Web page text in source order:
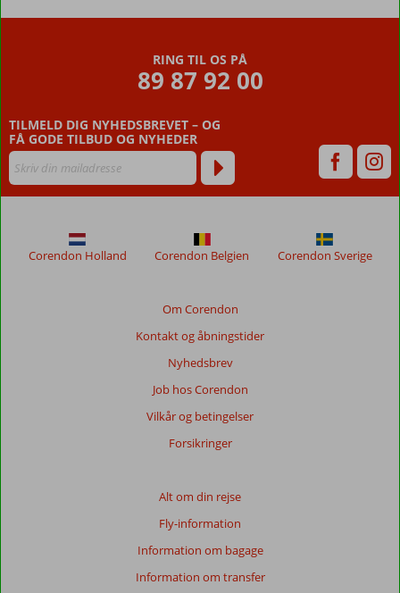
RING TIL OS PÅ
89 87 92 00
TILMELD DIG NYHEDSBREVET – OG
FÅ GODE TILBUD OG NYHEDER
Om Corendon
Kontakt og åbningstider
Nyhedsbrev
Job hos Corendon
Vilkår og betingelser
Forsikringer
Alt om din rejse
Fly-information
Information om bagage
Information om transfer
Corendon Holland Corendon Belgien Corendon Sverige